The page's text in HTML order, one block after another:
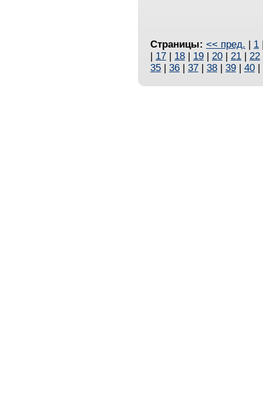
Страницы: << пред. | 1
| 17 | 18 | 19 | 20 | 21 | 22
35 | 36 | 37 | 38 | 39 | 40 |